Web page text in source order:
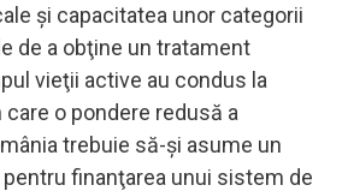
şi capacitatea unor categorii
de a obţine un tratament
vieţii active au condus la
o pondere redusă a
trebuie să-şi asume un
finanţarea unui sistem de